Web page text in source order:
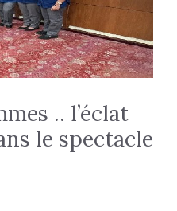
.. l’éclat
le spectacle